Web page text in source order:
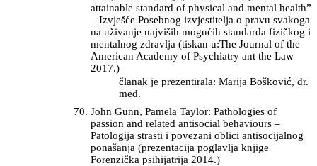
attainable standard of physical and mental health”
– Izvješće Posebnog izvjestitelja o pravu svakoga
na uživanje najviših mogućih standarda fizičkog i
mentalnog zdravlja (tiskan u:The Journal of the
American Academy of Psychiatry ant the Law
2017.)
članak je prezentirala: Marija Bošković, dr.
med.
John Gunn, Pamela Taylor: Pathologies of
passion and related antisocial behaviours –
Patologija strasti i povezani oblici antisocijalnog
ponašanja (prezentacija poglavlja knjige
Forenzička psihijatrija 2014.)